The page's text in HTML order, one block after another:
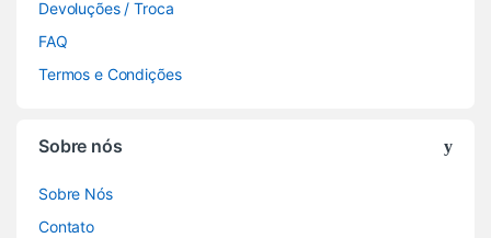
Devoluções / Troca
FAQ
Termos e Condições
Sobre nós
Sobre Nós
Contato